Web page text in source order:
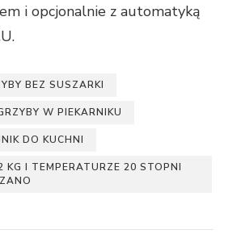
i opcjonalnie z automatyką
BEZ SUSZARKI
W PIEKARNIKU
DO KUCHNI
KG I TEMPERATURZE 20 STOPNI